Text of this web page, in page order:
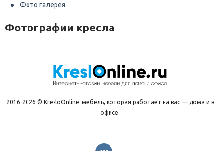
Фото галерея
Фотографии кресла
2016-2026 © KresloOnline: мебель, которая работает на вас — дома и в
офисе.